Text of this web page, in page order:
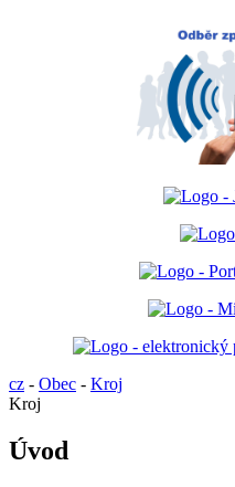
cz - Obec - Kroj
Kroj
Úvod